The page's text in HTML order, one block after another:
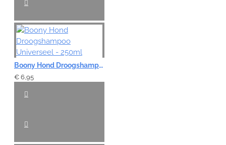
Boony Hond Droogshampoo Universeel - 250ml
€ 6,95